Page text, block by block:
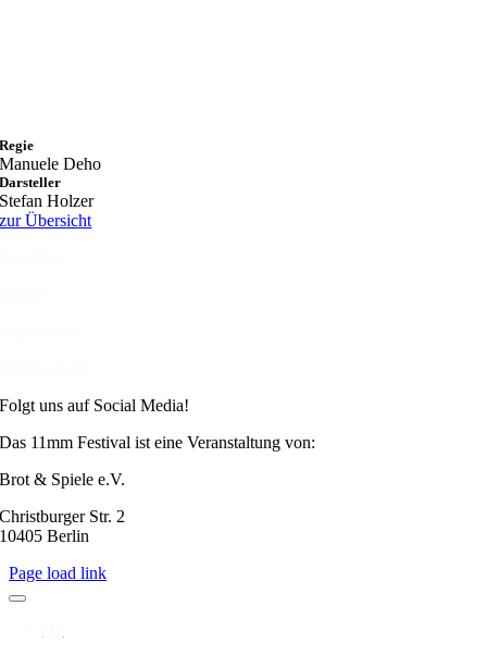
Regie
Manuele Deho
Darsteller
Stefan Holzer
zur Übersicht
Folgt uns auf Social Media!
Das 11mm Festival ist eine Veranstaltung von:
Brot & Spiele e.V.
Christburger Str. 2
10405 Berlin
Page load link